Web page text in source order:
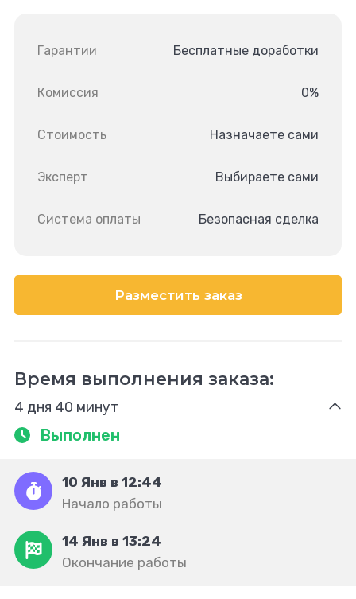
Гарантии Бесплатные доработки
Комиссия 0%
Стоимость Назначаете сами
Эксперт Выбираете сами
Система оплаты Безопасная сделка
Разместить заказ
Время выполнения заказа:
4 дня 40 минут
Выполнен
10 Янв в 12:44
Начало работы
14 Янв в 13:24
Окончание работы